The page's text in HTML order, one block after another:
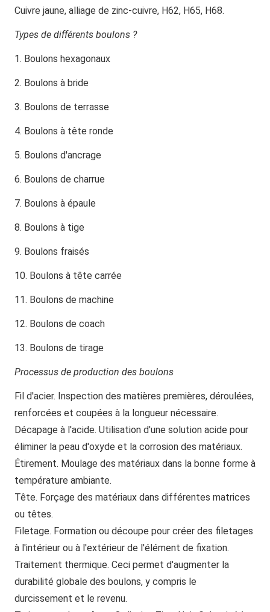
Cuivre jaune, alliage de zinc-cuivre, H62, H65, H68.
Types de différents boulons ?
1. Boulons hexagonaux
2. Boulons à bride
3. Boulons de terrasse
4. Boulons à tête ronde
5. Boulons d'ancrage
6. Boulons de charrue
7. Boulons à épaule
8. Boulons à tige
9. Boulons fraisés
10. Boulons à tête carrée
11. Boulons de machine
12. Boulons de coach
13. Boulons de tirage
Processus de production des boulons
Fil d'acier. Inspection des matières premières, déroulées,
renforcées et coupées à la longueur nécessaire.
Décapage à l'acide. Utilisation d'une solution acide pour
éliminer la peau d'oxyde et la corrosion des matériaux.
Étirement. Moulage des matériaux dans la bonne forme à
température ambiante.
Tête. Forçage des matériaux dans différentes matrices
ou têtes.
Filetage. Formation ou découpe pour créer des filetages
à l'intérieur ou à l'extérieur de l'élément de fixation.
Traitement thermique. Ceci permet d'augmenter la
durabilité globale des boulons, y compris le
durcissement et le revenu.